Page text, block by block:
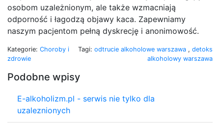
osobom uzależnionym, ale także wzmacniają
odporność i łagodzą objawy kaca. Zapewniamy
naszym pacjentom pełną dyskrecję i anonimowość.
Kategorie: Choroby i
zdrowie
Tagi: odtrucie alkoholowe warszawa , detoks
alkoholowy warszawa
Podobne wpisy
E-alkoholizm.pl - serwis nie tylko dla
uzaleznionych